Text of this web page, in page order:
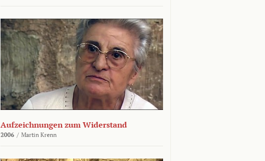
Aufzeichnungen zum Widerstand
2006 / Martin Krenn